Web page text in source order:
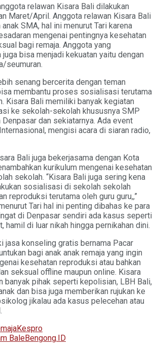
relawan Kisara Bali dilakukan
Maret/April. Anggota relawan Kisara Bali
SMA, hal ini menurut Tari karena
mengenai pentingnya kesehatan
bagi remaja. Anggota yang
juga bisa menjadi kekuatan yaitu dengan
seumuran.
senang bercerita dengan teman
membantu proses sosialisasi terutama
Kisara Bali memiliki banyak kegiatan
ke sekolah-sekolah khususnya SMP
dan sekiatarnya. Ada event
mengisi acara di siaran radio,
Bali juga bekerjasama dengan Kota
kurikulum mengenai kesehatan
sekolah. “Kisara Bali juga sering kena
sosialisasi di sekolah sekolah
reproduksi terutama oleh guru guru,,”
Tari hal ini penting dibahas ke para
di Denpasar sendiri ada kasus seperti
hamil di luar nikah hingga pernikahan dini.
jasa konseling gratis bernama Pacar
bagi anak anak remaja yang ingin
kesehatan reproduksi atau bahkan
seksual offline maupun online. Kisara
banyak pihak seperti kepolisian, LBH Bali,
dan bisa juga memberikan rujukan ke
jikalau ada kasus pelecehan atau
Kespro